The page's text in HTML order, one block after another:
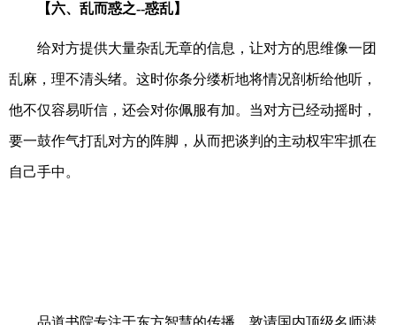
【六、乱而惑之--惑乱】
给对方提供大量杂乱无章的信息，让对方的思维像一团
乱麻，理不清头绪。这时你条分缕析地将情况剖析给他听，
他不仅容易听信，还会对你佩服有加。当对方已经动摇时，
要一鼓作气打乱对方的阵脚，从而把谈判的主动权牢牢抓在
自己手中。